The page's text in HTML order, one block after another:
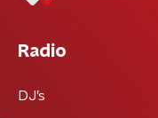
Radio
DJ’s